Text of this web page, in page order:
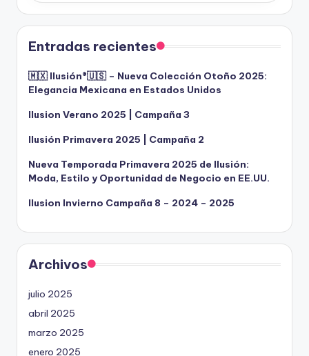
Entradas recientes
🇲🇽 Ilusión®️🇺🇸 – Nueva Colección Otoño 2025:
Elegancia Mexicana en Estados Unidos
Ilusion Verano 2025 | Campaña 3
Ilusión Primavera 2025 | Campaña 2
Nueva Temporada Primavera 2025 de Ilusión:
Moda, Estilo y Oportunidad de Negocio en EE.UU.
Ilusion Invierno Campaña 8 – 2024 – 2025
Archivos
julio 2025
abril 2025
marzo 2025
enero 2025